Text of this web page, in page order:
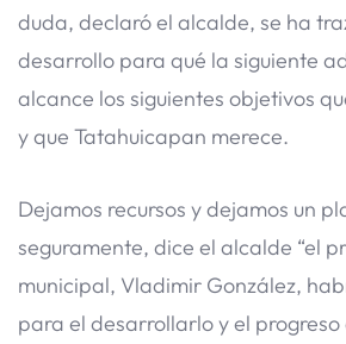
duda, declaró el alcalde, se ha
desarrollo para qué la siguiente
alcance los siguientes objetivos
y que Tatahuicapan merece.
Dejamos recursos y dejamos un
seguramente, dice el alcalde “el
municipal, Vladimir González,
para el desarrollarlo y el